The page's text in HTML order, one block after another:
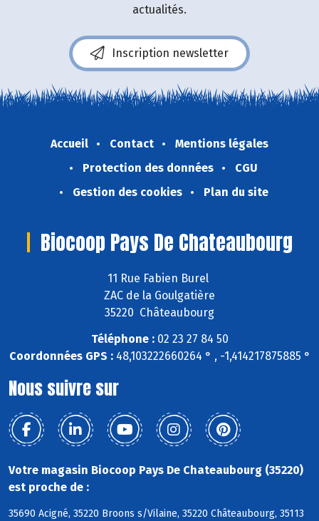
actualités.
Inscription newsletter
Accueil Contact
Mentions légales
Protection des données
CGU
Gestion des cookies
Plan du site
Biocoop Pays De Chateaubourg
11 Rue Fabien Burel
ZAC de la Goulgatière
35220 Châteaubourg
Téléphone :02 23 27 84 50
Coordonnées GPS :48,103222660264 ° , -1,414217875885 °
Nous suivre sur
Votre magasin Biocoop Pays De Chateaubourg (35220)
est proche de :
35690 Acigné, 35220 Broons s/Vilaine, 35220 Châteaubourg, 35113